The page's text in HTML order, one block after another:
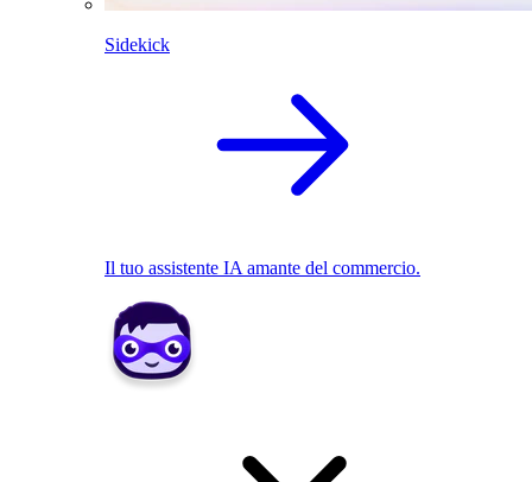
Sidekick
Il tuo assistente IA amante del commercio.